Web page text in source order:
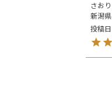
さおり
新潟県
投稿日